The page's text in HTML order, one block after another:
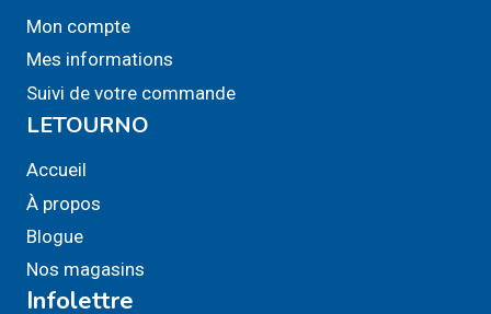
Mon compte
Mes informations
Suivi de votre commande
LETOURNO
Accueil
À propos
Blogue
Nos magasins
Infolettre